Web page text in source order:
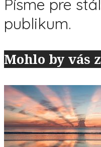
Písme pre
publikum.
Mohlo by vás